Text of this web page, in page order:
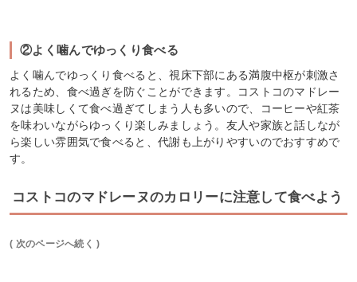
②よく噛んでゆっくり食べる
よく噛んでゆっくり食べると、視床下部にある満腹中枢が刺激さ
れるため、食べ過ぎを防ぐことができます。コストコのマドレー
ヌは美味しくて食べ過ぎてしまう人も多いので、コーヒーや紅茶
を味わいながらゆっくり楽しみましょう。友人や家族と話しなが
ら楽しい雰囲気で食べると、代謝も上がりやすいのでおすすめで
す。
コストコのマドレーヌのカロリーに注意して食べよう
( 次のページへ続く )